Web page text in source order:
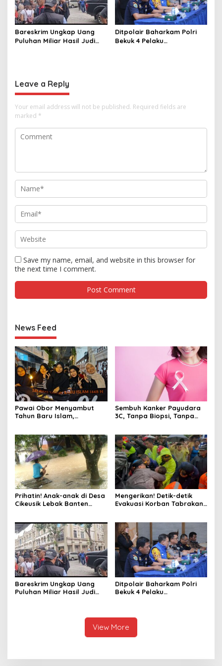
Bareskrim Ungkap Uang
Puluhan Miliar Hasil Judi
Ditpolair Baharkam Polri
Bekuk 4 Pelaku
Leave a Reply
Your email address will not be published. Required fields are
marked *
Save my name, email, and website in this browser for
the next time I comment.
News Feed
Pawai Obor Menyambut
Tahun Baru Islam,
Sembuh Kanker Payudara
3C, Tanpa Biopsi, Tanpa
Prihatin! Anak-anak di Desa
Cikeusik Lebak Banten
Mengerikan! Detik-detik
Evakuasi Korban Tabrakan
Bareskrim Ungkap Uang
Puluhan Miliar Hasil Judi
Ditpolair Baharkam Polri
Bekuk 4 Pelaku
View More